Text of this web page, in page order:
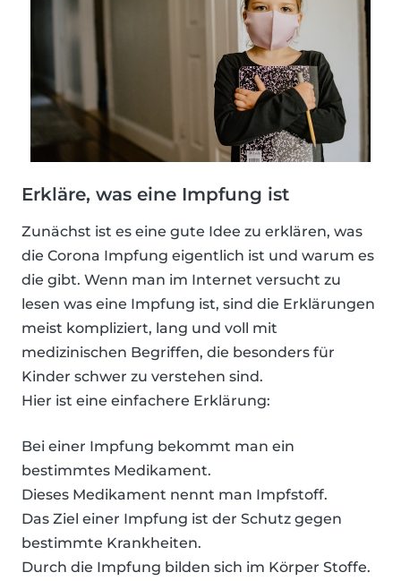
Erkläre, was eine Impfung ist
Zunächst ist es eine gute Idee zu erklären, was
die Corona Impfung eigentlich ist und warum es
die gibt. Wenn man im Internet versucht zu
lesen was eine Impfung ist, sind die Erklärungen
meist kompliziert, lang und voll mit
medizinischen Begriffen, die besonders für
Kinder schwer zu verstehen sind.
Hier ist eine einfachere Erklärung:
Bei einer Impfung bekommt man ein
bestimmtes Medikament.
Dieses Medikament nennt man Impfstoff.
Das Ziel einer Impfung ist der Schutz gegen
bestimmte Krankheiten.
Durch die Impfung bilden sich im Körper Stoffe.